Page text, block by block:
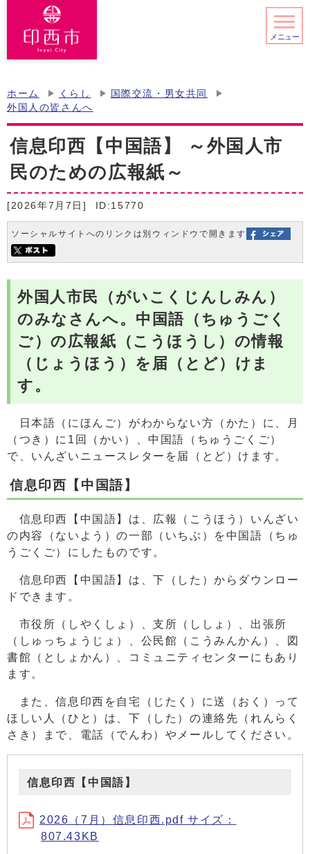
メニュー
ホーム くらし
国際交流・男女共同
外国人の皆さんへ
信息印西【中国語】 ～外国人市
民のための広報紙～
[2026年7月7日] ID:15770
ソーシャルサイトへのリンクは別ウィンドウで開きます
外国人市民（がいこくじんしみん）
のみなさんへ。中国語（ちゅうごく
ご）の広報紙（こうほうし）の情報
（じょうほう）を届（とど）けま
す。
日本語（にほんご）がわからない方（かた）に、月
（つき）に1回（かい）、中国語（ちゅうごくご）
で、いんざいニュースレターを届（とど）けます。
信息印西【中国語】
信息印西【中国語】は、広報（こうほう）いんざい
の内容（ないよう）の一部（いちぶ）を中国語（ちゅ
うごくご）にしたものです。
信息印西【中国語】は、下（した）からダウンロー
ドできます。
市役所（しやくしょ）、支所（ししょ）、出張所
（しゅっちょうじょ）、公民館（こうみんかん）、図
書館（としょかん）、コミュニティセンターにもあり
ます。
また、信息印西を自宅（じたく）に送（おく）って
ほしい人（ひと）は、下（した）の連絡先（れんらく
さき）まで、電話（でんわ）やメールしてください。
信息印西【中国語】
2026（7月）信息印西.pdf サイズ：
807.43KB